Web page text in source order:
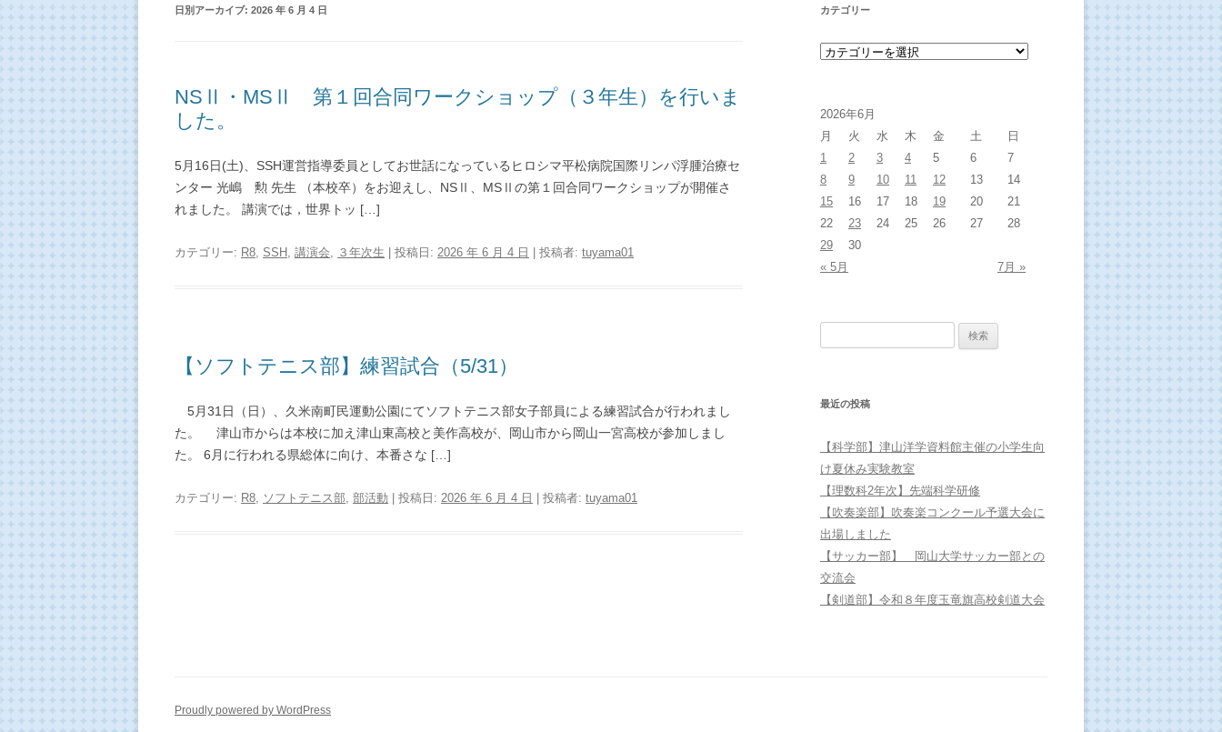
日別アーカイブ: 2026 年 6 月 4 日
NSⅡ・MSⅡ 第１回合同ワークショップ（３年生）を行いま
した。
5月16日(土)、SSH運営指導委員としてお世話になっているヒロシマ平松病院国際リンパ浮腫治療セ
ンター 光嶋 勲 先生 （本校卒）をお迎えし、NSⅡ、MSⅡの第１回合同ワークショップが開催さ
れました。 講演では，世界トッ […]
カテゴリー: R8, SSH , 講演会, ３年次生 | 投稿日: 2026 年 6 月 4 日 投稿者: tuyama01
【ソフトテニス部】練習試合（5/31）
5月31日（日）、久米南町民運動公園にてソフトテニス部女子部員による練習試合が行われまし
た。 津山市からは本校に加え津山東高校と美作高校が、岡山市から岡山一宮高校が参加しまし
た。 6月に行われる県総体に向け、本番さな […]
カテゴリー: R8, ソフトテニス部, 部活動 | 投稿日: 2026 年 6 月 4 日 投稿者: tuyama01
カテゴリー
カテゴリー
2026年6月
月
火 水 木 金 土 日
« 5月 7月 »
1 2 3 4 5 6
7
8
9 10 11 12 13
14
15
16 17 18 19 20
21
22
23 24 25 26 27
28
29
30
最近の投稿
【科学部】津山洋学資料館主催の小学生向
け夏休み実験教室
【理数科2年次】先端科学研修
【吹奏楽部】吹奏楽コンクール予選大会に
出場しました
【サッカー部】 岡山大学サッカー部との
交流会
【剣道部】令和８年度玉竜旗高校剣道大会
Proudly powered by WordPress